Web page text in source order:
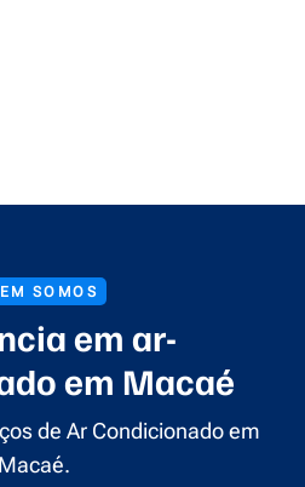
SOMOS
em ar-
em Macaé
de Ar Condicionado em
Macaé.